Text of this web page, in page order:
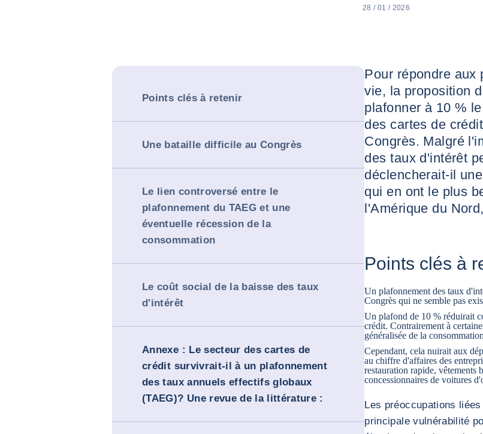
28 / 01 / 2026
Points clés à retenir
Une bataille difficile au Congrès
Le lien controversé entre le
plafonnement du TAEG et une
éventuelle récession de la
consommation
Le coût social de la baisse des taux
d'intérêt
Annexe : Le secteur des cartes de
crédit survivrait-il à un plafonnement
des taux annuels effectifs globaux
(TAEG)? Une revue de la littérature :
Pour répondre aux
vie, la proposition
plafonner à 10 %
des cartes de
Congrès. Malgré
des taux d'intérêt
déclencherait-il
qui en ont le plus
l'Amérique du
Points clés à
Un plafonnement des taux
Congrès qui ne semble pas
Un plafond de 10 % réduirait
crédit. Contrairement à
généralisée de la
Cependant, cela nuirait aux
au chiffre d'affaires des
restauration rapide, vêtements
concessionnaires de voitures
Les préoccupations
principale vulnérabilité